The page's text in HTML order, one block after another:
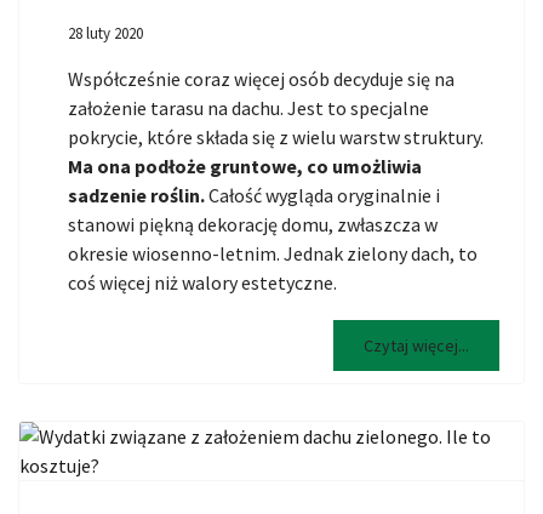
28 luty 2020
Współcześnie coraz więcej osób decyduje się na
założenie tarasu na dachu. Jest to specjalne
pokrycie, które składa się z wielu warstw struktury.
Ma ona podłoże gruntowe, co umożliwia
sadzenie roślin.Całość wygląda oryginalnie i
stanowi piękną dekorację domu, zwłaszcza w
okresie wiosenno-letnim. Jednak zielony dach, to
coś więcej niż walory estetyczne.
Czytaj więcej...